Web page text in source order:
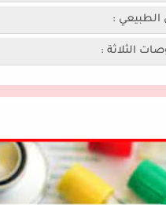
الثلاثة :